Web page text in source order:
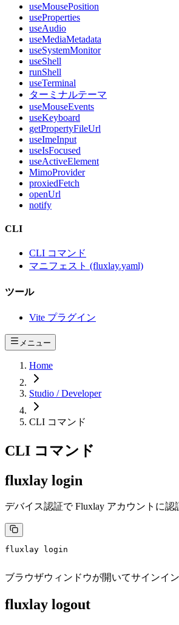
useMousePosition
useProperties
useAudio
useMediaMetadata
useSystemMonitor
useShell
runShell
useTerminal
ターミナルテーマ
useMouseEvents
useKeyboard
getPropertyFileUrl
useImeInput
useIsFocused
useActiveElement
MimoProvider
proxiedFetch
openUrl
notify
CLI
CLI コマンド
マニフェスト (fluxlay.yaml)
ツール
Vite プラグイン
メニュー
Home
Studio / Developer
CLI コマンド
CLI コマンド
fluxlay login
デバイス認証で Fluxlay アカウントに認
fluxlay login
ブラウザウィンドウが開いてサインイ
fluxlay logout